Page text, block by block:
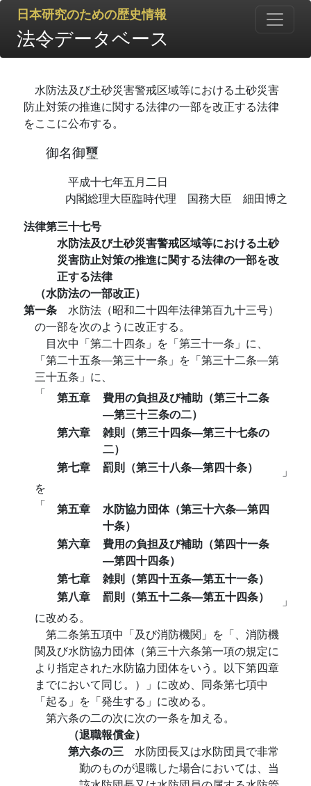
日本研究のための歴史情報
法令データベース
水防法及び土砂災害警戒区域等における土砂災害
防止対策の推進に関する法律の一部を改正する法律
をここに公布する。
御名御璽
平成十七年五月二日
内閣総理大臣臨時代理 国務大臣 細田博之
法律第三十七号
水防法及び土砂災害警戒区域等における土砂
災害防止対策の推進に関する法律の一部を改
正する法律
（水防法の一部改正）
第一条 水防法（昭和二十四年法律第百九十三号）
の一部を次のように改正する。
目次中「第二十四条」を「第三十一条」に、
「第二十五条―第三十一条」を「第三十二条―第
三十五条」に、
「
第五章
費用の負担及び補助（第三十二条
―第三十三条の二）
第六章
雑則（第三十四条―第三十七条の
二）
第七章
罰則（第三十八条―第四十条）
」
を
「
第五章
水防協力団体（第三十六条―第四
十条）
第六章
費用の負担及び補助（第四十一条
―第四十四条）
第七章
雑則（第四十五条―第五十一条）
第八章
罰則（第五十二条―第五十四条）
」
に改める。
第二条第五項中「及び消防機関」を「、消防機
関及び水防協力団体（第三十六条第一項の規定に
より指定された水防協力団体をいう。以下第四章
までにおいて同じ。）」に改め、同条第七項中
「起る」を「発生する」に改める。
第六条の二の次に次の一条を加える。
（退職報償金）
第六条の三 水防団長又は水防団員で非常
勤のものが退職した場合においては、当